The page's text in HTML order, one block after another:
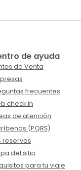
de ayuda
de Venta
frecuentes
check in
de atención
(PQRS)
reservas
del sitio
para tu viaje